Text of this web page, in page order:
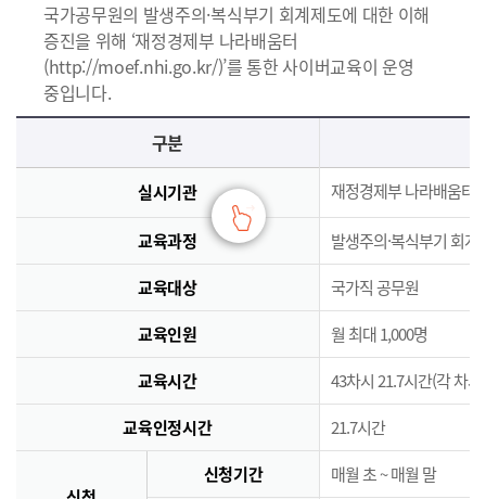
국가공무원의 발생주의·복식부기 회계제도에 대한 이해
증진을 위해 ‘재정경제부 나라배움터
(http://moef.nhi.go.kr/)’를 통한 사이버교육이 운영
중입니다.
사이버교육의 사이버강좌(나라배움터)에 대한 안내로 실시기관, 교육과정, 대상, 인원, 시간, 인정시간, 신청(기간,절차), 수료(요건,평가,수료증)으로 구분되며 이에 해당하는 내용으로 구성된 표 입니다.
구분
실시기관 재정경제부 나라배움터(
교육과정 발생주의·복식부기 회계
교육대상 국가직 공무원
교육인원 월 최대 1,000명
교육시간 43차시 21.7시간(각 차
교육인정시간 21.7시간
신청기간 매월 초 ~ 매월 말